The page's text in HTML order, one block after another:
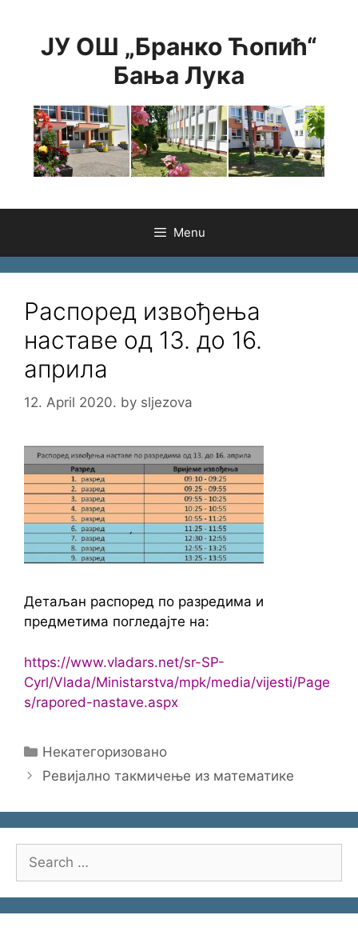
contentЈУ ОШ „Бранко Ћопић“
Бања Лука
Menu
Распоред извођења
наставе од 13. до 16.
априла
12. April 2020. by sljezova
Детаљан распоред по разредима и
предметима погледајте на:
https://www.vladars.net/sr-SP-
Cyrl/Vlada/Ministarstva/mpk/media/vijesti/Page
s/rapored-nastave.aspx
Categories
Некатегоризовано
Ревијално такмичење из математике
for: